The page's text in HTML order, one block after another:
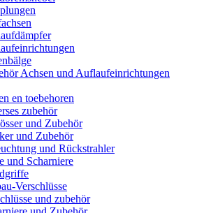
Achsen und Auflaufeinrichtungen
en toebehoren
zubehör
und Zubehör
und Zubehör
und Rückstrahler
und Scharniere
Verschlüsse
und zubehör